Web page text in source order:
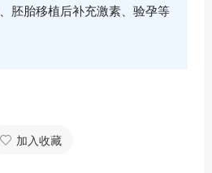
胚胎移植后补充激素、验孕等
加入收藏